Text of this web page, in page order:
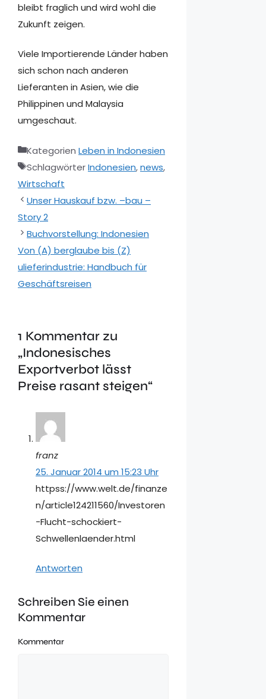
bleibt fraglich und wird wohl die
Zukunft zeigen.
Viele Importierende Länder haben
sich schon nach anderen
Lieferanten in Asien, wie die
Philippinen und Malaysia
umgeschaut.
Kategorien Leben in Indonesien
SchlagwörterIndonesien,news,
Wirtschaft
Unser Hauskauf bzw. –bau –
Story 2
Buchvorstellung: Indonesien
Von (A) berglaube bis (Z)
ulieferindustrie: Handbuch für
Geschäftsreisen
1 Kommentar zu
„Indonesisches
Exportverbot lässt
Preise rasant steigen“
franz
25. Januar 2014 um 15:23 Uhr
httpss://www.welt.de/finanze
n/article124211560/Investoren
-Flucht-schockiert-
Schwellenlaender.html
Antworten
Schreiben Sie einen
Kommentar
Kommentar